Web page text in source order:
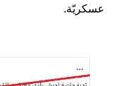
عسكريّة.